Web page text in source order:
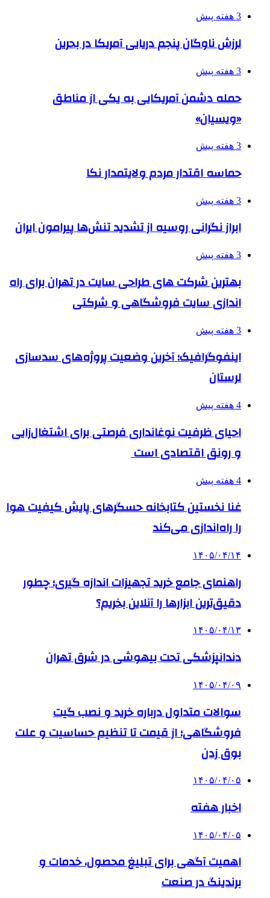
3 هفته پیش
لرزش ناوگان پنجم دریایی آمریکا در بحرین
3 هفته پیش
حمله دشمن آمریکایی به یکی از مناطق
«ویسیان»
3 هفته پیش
حماسه اقتدار مردم ولایتمدار نکا
3 هفته پیش
ابراز نگرانی روسیه از تشدید تنش‌ها پیرامون ایران
3 هفته پیش
بهترین شرکت های طراحی سایت در تهران برای راه
اندازی سایت فروشگاهی و شرکتی
3 هفته پیش
اینفوگرافیک؛ آخرین وضعیت پروژه‌های سدسازی
لرستان
4 هفته پیش
احیای ظرفیت نوغانداری فرصتی برای اشتغال‌زایی
و رونق اقتصادی است
4 هفته پیش
غنا نخستین کتابخانه حسگرهای پایش کیفیت هوا
را راه‌اندازی می‌کند
۱۴۰۵/۰۴/۱۴
راهنمای جامع خرید تجهیزات اندازه گیری؛ چطور
دقیق‌ترین ابزارها را آنلاین بخریم؟
۱۴۰۵/۰۴/۱۳
دندانپزشکی تحت بیهوشی در شرق تهران
۱۴۰۵/۰۴/۰۹
سوالات متداول درباره خرید و نصب گیت
فروشگاهی؛ از قیمت تا تنظیم حساسیت و علت
بوق زدن
۱۴۰۵/۰۴/۰۵
اخبار هفته
۱۴۰۵/۰۴/۰۵
اهمیت آگهی برای تبلیغ محصول، خدمات و
برندینگ در صنعت